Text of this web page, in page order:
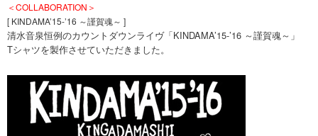
へ
移
＜COLLABORATION＞
[ KINDAMA’15-’16 ～謹賀魂～ ]
清水音泉恒例のカウントダウンライヴ「KINDAMA’15-’16 ～謹賀魂～」
Tシャツを製作させていただきました。